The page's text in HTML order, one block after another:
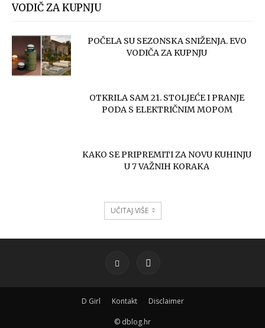
VODIČ ZA KUPNJU
POČELA SU SEZONSKA SNIŽENJA. EVO
VODIČA ZA KUPNJU
OTKRILA SAM 21. STOLJEĆE I PRANJE
PODA S ELEKTRIČNIM MOPOM
KAKO SE PRIPREMITI ZA NOVU KUHINJU
U 7 VAŽNIH KORAKA
UČITAJ VIŠE
D Girl Kontakt Disclaimer
© dblog.hr